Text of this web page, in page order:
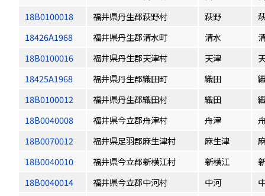
18B0100018
福井県丹生郡萩野村 萩野
18426A1968
福井県丹生郡清水町 清水
18B0100016
福井県丹生郡天津村 天津
18425A1968
福井県丹生郡織田町 織田
18B0100012
福井県丹生郡織田村 織田
18B0040008
福井県今立郡舟津村 舟津
18B0070012
福井県足羽郡麻生津村 麻生津
18B0040010
福井県今立郡新横江村 新横江
18B0040014
福井県今立郡中河村 中河